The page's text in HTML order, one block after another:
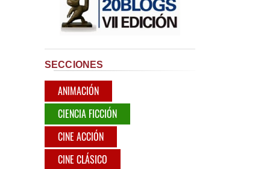
SECCIONES
ANIMACIÓN
CIENCIA FICCIÓN
CINE ACCIÓN
CINE CLÁSICO